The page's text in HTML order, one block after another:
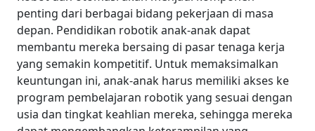
penting dari berbagai bidang pekerjaan di masa
depan. Pendidikan robotik anak-anak dapat
membantu mereka bersaing di pasar tenaga kerja
yang semakin kompetitif. Untuk memaksimalkan
keuntungan ini, anak-anak harus memiliki akses ke
program pembelajaran robotik yang sesuai dengan
usia dan tingkat keahlian mereka, sehingga mereka